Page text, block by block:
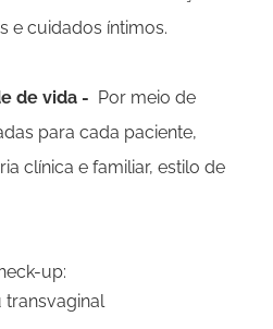
e cuidados íntimos.
de vida - Por meio de
para cada paciente,
clínica e familiar, estilo de
up: